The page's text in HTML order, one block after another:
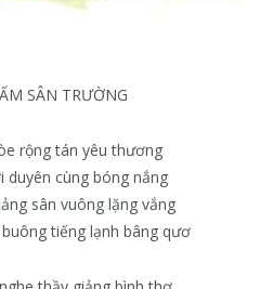
SÂN TRƯỜNG
rộng tán yêu thương
duyên cùng bóng nắng
sân vuông lặng vắng
tiếng lạnh bâng qươ